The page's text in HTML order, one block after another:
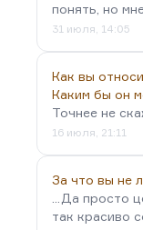
понять, но
31 июля, 14:05
Как вы
Каким бы он
Точнее не
16 июля, 21:11
За что вы не
...Да просто
так красиво